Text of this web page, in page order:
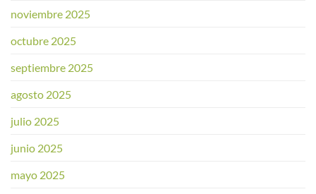
noviembre 2025
octubre 2025
septiembre 2025
agosto 2025
julio 2025
junio 2025
mayo 2025